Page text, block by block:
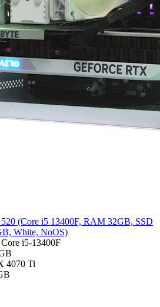
(Cоre i5 13400F, RAM 32GB, SSD
White, NoOS)
i5-13400F
4070 Ti